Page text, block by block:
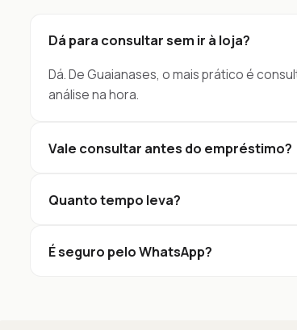
Dá para consultar sem ir à loja?
Dá. De Guaianases, o mais prático é
análise na hora.
Vale consultar antes do empréstimo?
Quanto tempo leva?
É seguro pelo WhatsApp?